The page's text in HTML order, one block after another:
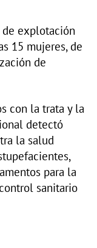
explotación
15 mujeres, de
de
con la trata y la
detectó
la salud
para la
sanitario